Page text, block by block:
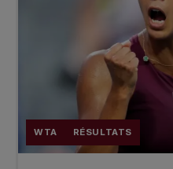
WTA RÉSULTATS